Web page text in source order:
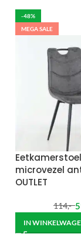
-48%
MEGA SALE
microvezel
OUTLET
114,-
IN